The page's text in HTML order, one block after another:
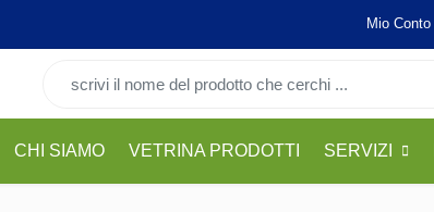
Mio Conto
CHI SIAMO VETRINA PRODOTTI SERVIZI